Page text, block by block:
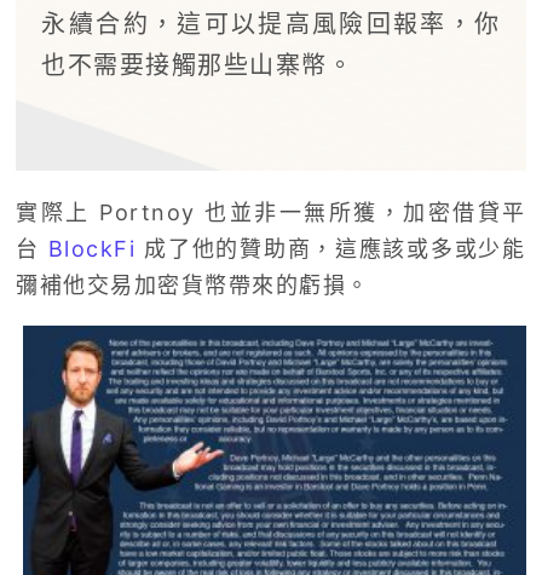
永續合約，這可以提高風險回報率，你
也不需要接觸那些山寨幣。
實際上 Portnoy 也並非一無所獲，加密借貸平
台 BlockFi 成了他的贊助商，這應該或多或少能
彌補他交易加密貨幣帶來的虧損。